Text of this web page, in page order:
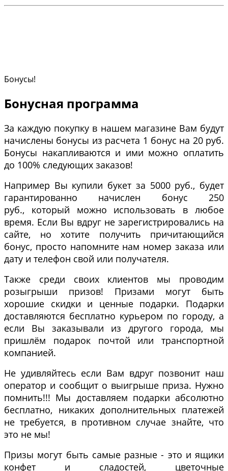
Бонусы!
Бонусная программа
За каждую покупку в нашем магазине Вам будут
начислены бонусы из расчета 1 бонус на 20 руб.
Бонусы накапливаются и ими можно оплатить
до 100% следующих заказов!
Например Вы купили букет за 5000 руб., будет
гарантированно начислен бонус 250
руб., который можно использовать в любое
время. Если Вы вдруг не зарегистрировались на
сайте, но хотите получить причитающийся
бонус, просто напомните нам номер заказа или
дату и телефон свой или получателя.
Также среди своих клиентов мы проводим
розыгрыши призов! Призами могут быть
хорошие скидки и ценные подарки. Подарки
доставляются бесплатно курьером по городу, а
если Вы заказывали из другого города, мы
пришлём подарок почтой или транспортной
компанией.
Не удивляйтесь если Вам вдруг позвонит наш
оператор и сообщит о выигрыше приза. Нужно
помнить!!! Мы доставляем подарки абсолютно
бесплатно, никаких дополнительных платежей
не требуется, в противном случае знайте, что
это не мы!
Призы могут быть самые разные - это и ящики
конфет и сладостей, цветочные